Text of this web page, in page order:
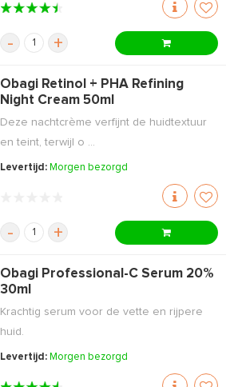
- +
Obagi Retinol + PHA Refining
Night Cream 50ml
Deze nachtcrème verfijnt de huidtextuur
en teint, terwijl o ...
Levertijd: Morgen bezorgd
- +
Obagi Professional-C Serum 20%
30ml
Krachtig serum voor de vette en rijpere
huid.
Levertijd: Morgen bezorgd